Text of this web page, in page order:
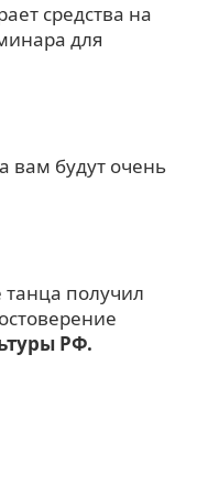
средства на
для
вам будут очень
получил
РФ.